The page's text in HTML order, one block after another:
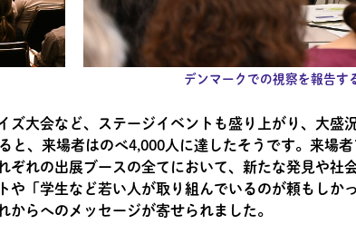
デンマークでの視察を報告す
ズ大会など、ステージイベントも盛り上がり、大盛
と、来場者はのべ4,000人に達したそうです。来場
れの出展ブースの全てにおいて、新たな発見や社
「学生など若い人が取り組んでいるのが頼もしか
らへのメッセージが寄せられました。